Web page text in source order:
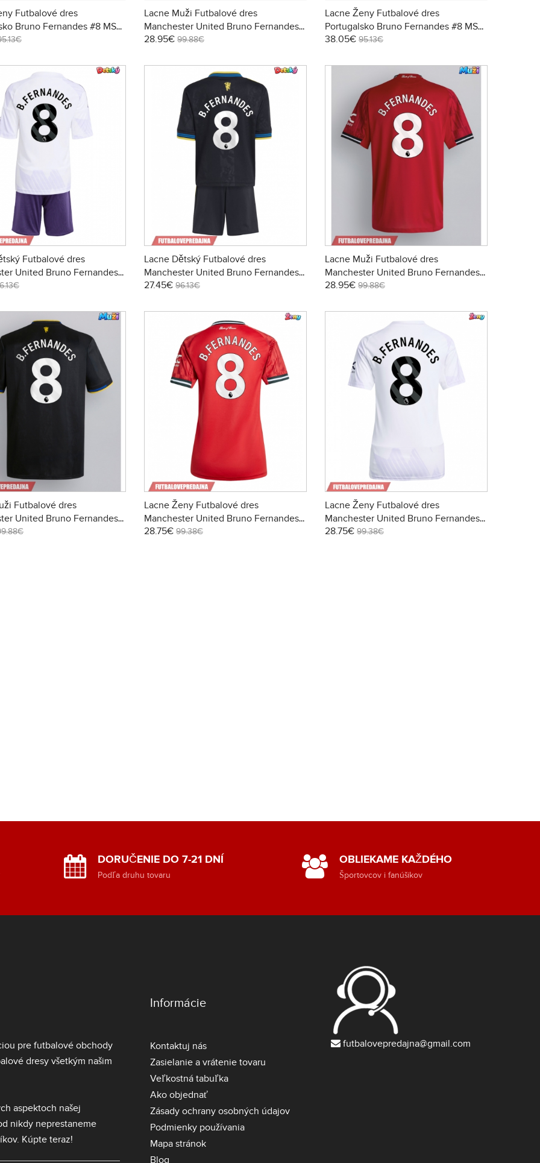
Futbalové dres
Bruno Fernandes #8 MS
Rukáv - Domáci
Lacne Muži Futbalové dres
Manchester United Bruno Fernandes
#8 2026-27 Krátky Rukáv - Tretina
28.95€ 99.88€
Lacne Ženy Futbalové dres
Portugalsko Bruno Fernandes #8 MS
2026 Krátky Rukáv - Preč
38.05€ 95.13€
Futbalové dres
United Bruno Fernandes
Krátky Rukáv - Preč (+
Lacne Dětský Futbalové dres
Manchester United Bruno Fernandes
#8 2025-26 Krátky Rukáv - Tretina (+
27.45€ 96.13€
Lacne Muži Futbalové dres
Manchester United Bruno Fernandes
#8 2025-26 Krátky Rukáv - Domáci
28.95€ 99.88€
Futbalové dres
United Bruno Fernandes
Krátky Rukáv - Tretina
Lacne Ženy Futbalové dres
Manchester United Bruno Fernandes
#8 2025-26 Krátky Rukáv - Domáci
28.75€ 99.38€
Lacne Ženy Futbalové dres
Manchester United Bruno Fernandes
#8 2025-26 Krátky Rukáv - Preč
28.75€ 99.38€
DORUČENIE DO 7-21 DNÍ
Podľa druhu tovaru
OBLIEKAME KAŽDÉHO
Športovcov i fanúšikov
pre futbalové obchody
dresyvšetkým našim
aspektoch našej
nikdy neprestaneme
Kúpte teraz!
Informácie
Kontaktuj nás
Zasielanie a vrátenie tovaru
Veľkostná tabuľka
Ako objednať
Zásady ochrany osobných údajov
Podmienky používania
Mapa stránok
Blog
futbalovepredajna@gmail.com